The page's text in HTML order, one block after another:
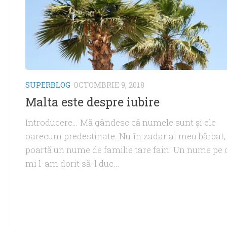
SUPERBLOG OCTOMBRIE 9, 2018
Malta este despre iubire
Introducere… Mă gândesc că numele sunt şi ele
oarecum predestinate. Nu în zadar al meu bărbat,
poartă un nume de familie tare fain. Un nume pe
mi l-am dorit să-l duc...